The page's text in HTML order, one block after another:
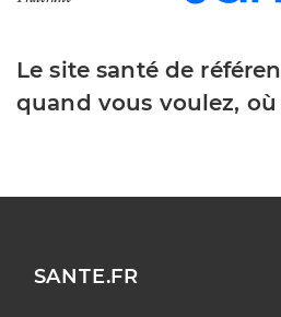
Le site santé de
quand vous voulez,
SANTE.FR